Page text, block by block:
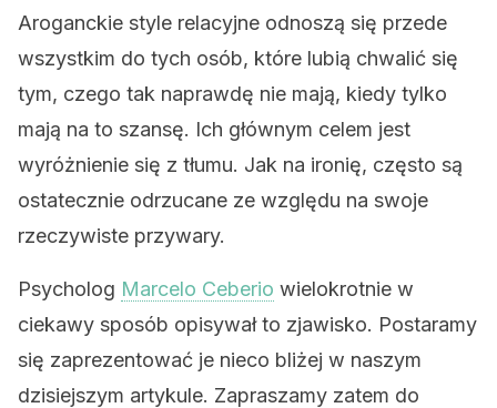
Aroganckie style relacyjne odnoszą się przede
wszystkim do tych osób, które lubią chwalić się
tym, czego tak naprawdę nie mają, kiedy tylko
mają na to szansę. Ich głównym celem jest
wyróżnienie się z tłumu. Jak na ironię, często są
ostatecznie odrzucane ze względu na swoje
rzeczywiste przywary.
Psycholog Marcelo Ceberio wielokrotnie w
ciekawy sposób opisywał to zjawisko. Postaramy
się zaprezentować je nieco bliżej w naszym
dzisiejszym artykule. Zapraszamy zatem do